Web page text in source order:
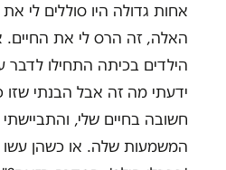
אחות גדולה היו סוללים לי
האלה, זה הרס לי את החיים.
ידעתי מה זה אבל הבנתי
חשובה בחיים שלי,
המשמעות שלה. או כשהן עשו